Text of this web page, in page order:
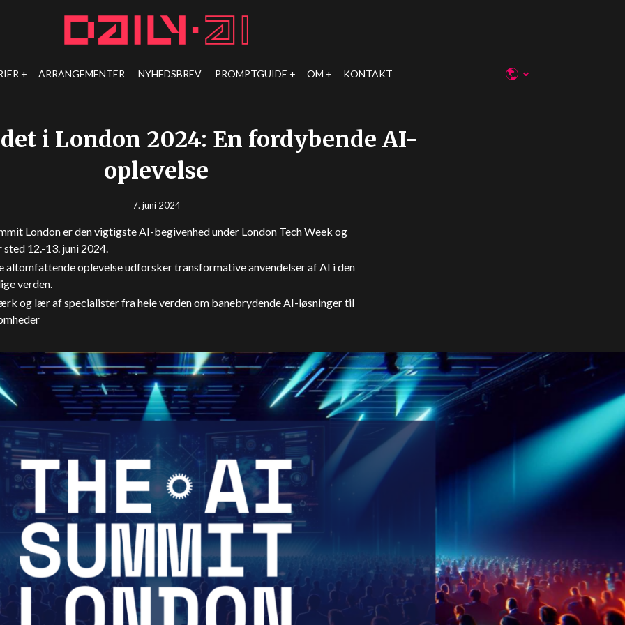
ARRANGEMENTER NYHEDSBREV PROMPTGUIDE OM KONTAKT
i London 2024: En fordybende AI-
oplevelse
7. juni 2024
London er den vigtigste AI-begivenhed under London Tech Week og
sted 12.-13. juni 2024.
altomfattende oplevelse udforsker transformative anvendelser af AI i den
verden.
og lær af specialister fra hele verden om banebrydende AI-løsninger til